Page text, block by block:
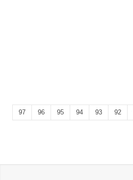
92
93
94
95
96
97